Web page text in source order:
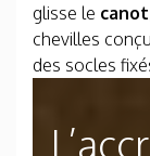
glisse le canot
chevilles
des socles